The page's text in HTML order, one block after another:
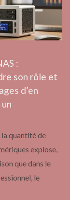
:
son rôle et
d’en
la quantité de
explose,
que dans le
le